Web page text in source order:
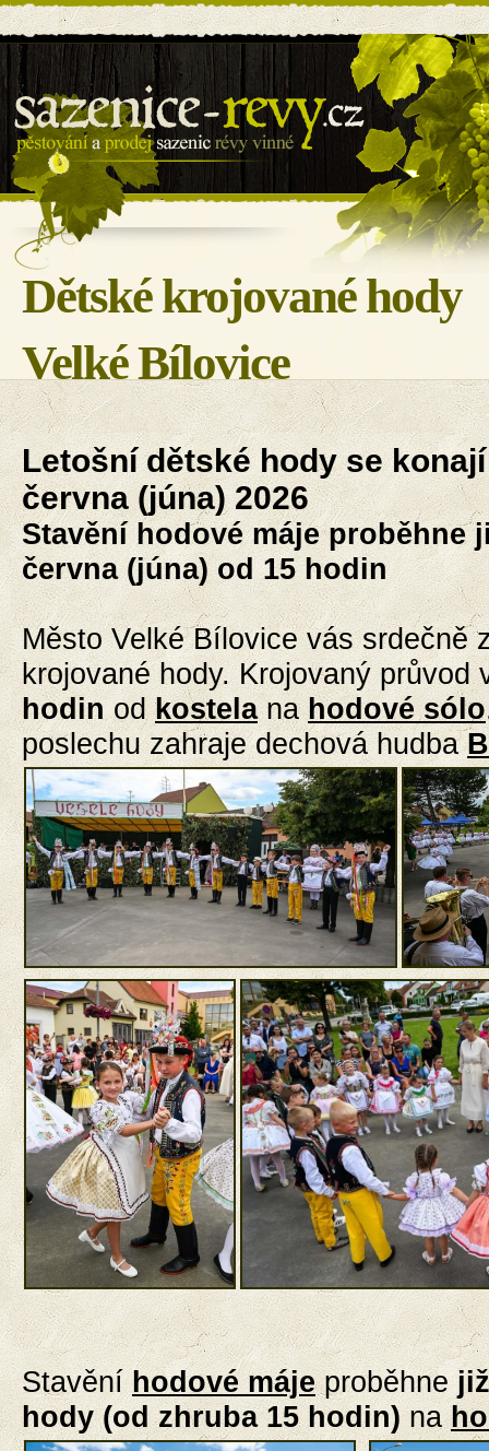
Sazenice révy - BILOVIN s.r.o.
Dětské krojované hody
Velké Bílovice
Letošní dětské hody se
června (júna) 2026
Stavění hodové máje proběhne
června (júna) od 15 hodin
Město Velké Bílovice vás srdečně
krojované hody. Krojovaný průvod
hodin odkostelanahodové sólo
poslechu zahraje dechová hudba
Stavěníhodové májeproběhne
hody (od zhruba 15 hodin)na